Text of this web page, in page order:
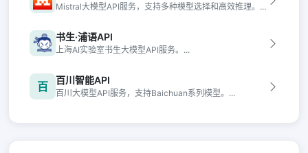
Mistral大模型API服务，支持多种模型选择和高效推理。...
书生·浦语API
上海AI实验室书生大模型API服务。...
百 百川智能API
百川大模型API服务，支持Baichuan系列模型。...